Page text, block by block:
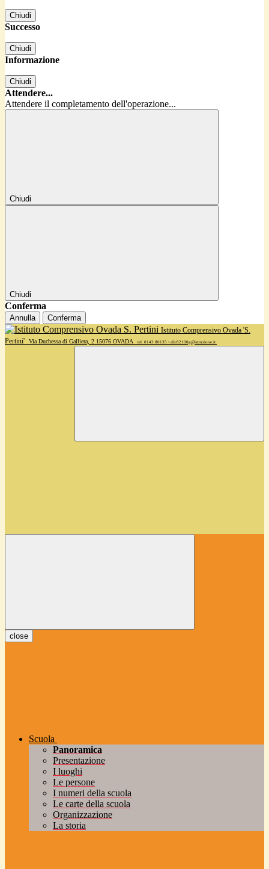
Chiudi
Successo
Chiudi
Informazione
Chiudi
Attendere...
Attendere il completamento dell'operazione...
Chiudi
Chiudi
Conferma
Annulla Conferma
Istituto Comprensivo Ovada 'S.
Pertini'
Via Duchessa di Galliera, 2 15076 OVADA tel. 0143 80135 • alic82100g@istruzione.it
close
Scuola
Panoramica
Presentazione
I luoghi
Le persone
I numeri della scuola
Le carte della scuola
Organizzazione
La storia